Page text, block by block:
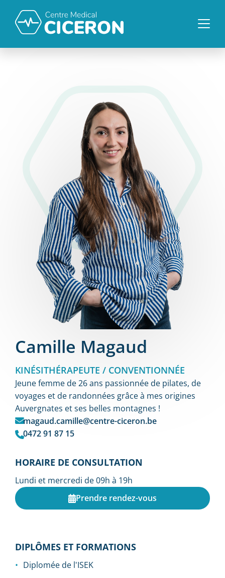
Camille Magaud
KINÉSITHÉRAPEUTE / CONVENTIONNÉE
Jeune femme de 26 ans passionnée de pilates, de
voyages et de randonnées grâce à mes origines
Auvergnates et ses belles montagnes !
magaud.camille@centre-ciceron.be
0472 91 87 15
HORAIRE DE CONSULTATION
Lundi et mercredi de 09h à 19h
Prendre rendez-vous
DIPLÔMES ET FORMATIONS
Diplomée de l'ISEK